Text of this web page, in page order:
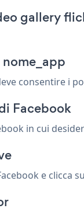
gallery
consentire i
Facebook
in cui
e clicca